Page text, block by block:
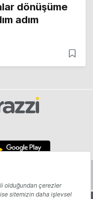
dönüşüme
adım